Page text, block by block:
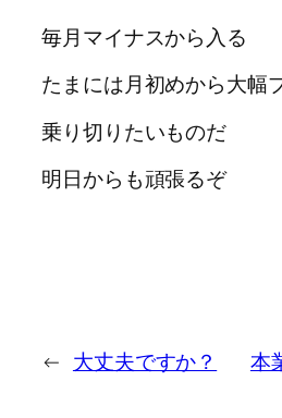
毎月マイナスから入る
たまには月初めから大幅
乗り切りたいものだ
明日からも頑張るぞ
← 大丈夫ですか？ 本